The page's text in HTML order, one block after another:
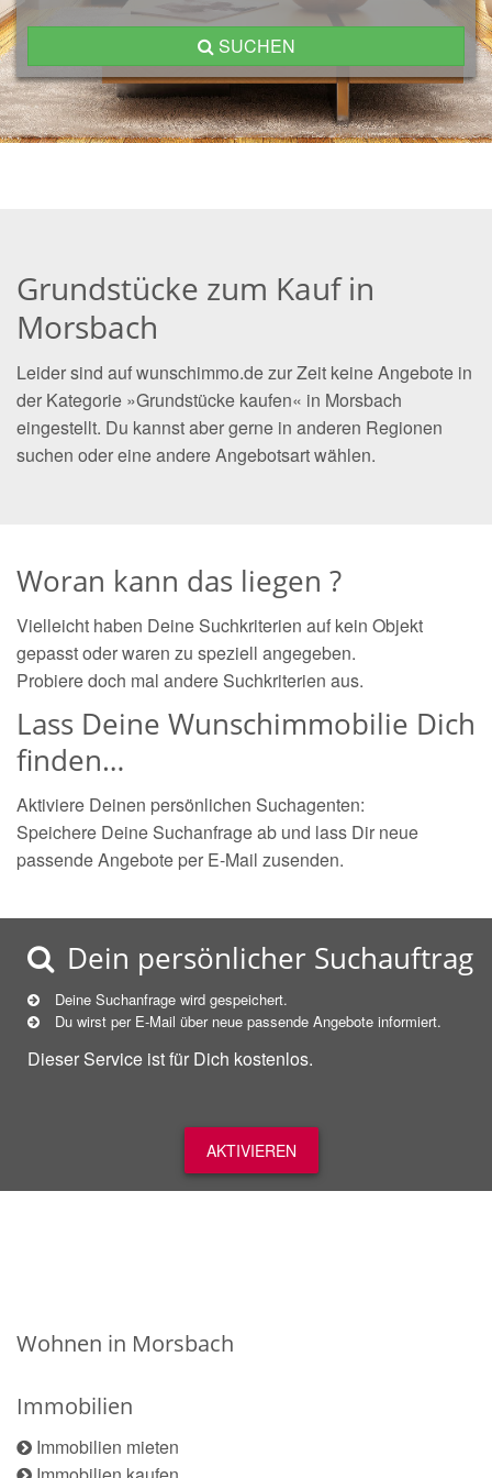
SUCHEN
Grundstücke zum Kauf in
Morsbach
Leider sind auf wunschimmo.de zur Zeit keine Angebote in
der Kategorie »Grundstücke kaufen« in Morsbach
eingestellt. Du kannst aber gerne in anderen Regionen
suchen oder eine andere Angebotsart wählen.
Woran kann das liegen ?
Vielleicht haben Deine Suchkriterien auf kein Objekt
gepasst oder waren zu speziell angegeben.
Probiere doch mal andere Suchkriterien aus.
Lass Deine Wunschimmobilie Dich
finden…
Aktiviere Deinen persönlichen Suchagenten:
Speichere Deine Suchanfrage ab und lass Dir neue
passende Angebote per E-Mail zusenden.
Dein persönlicher Suchauftrag
Deine Suchanfrage wird gespeichert.
Du wirst per E-Mail über neue passende Angebote informiert.
Dieser Service ist für Dich kostenlos.
AKTIVIEREN
Wohnen in Morsbach
Immobilien
Immobilien mieten